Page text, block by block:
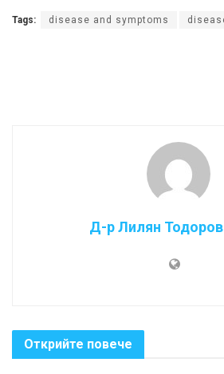
Tags: disease and symptoms
Д-р Лилян
Открийте повече